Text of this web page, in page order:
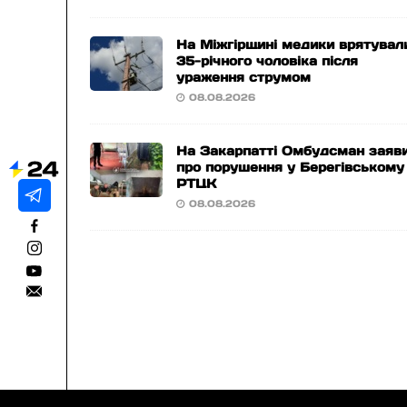
На Міжгірщині медики
35-річного чоловіка після
ураження струмом
08.08.2026
На Закарпатті Омбудсман
про порушення у Берегівському
РТЦК
08.08.2026